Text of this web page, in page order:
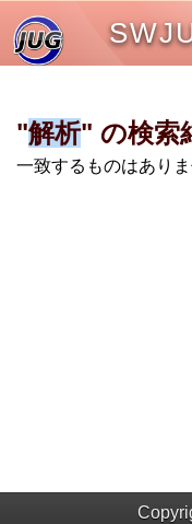
"解析" の検索
一致するものはありま